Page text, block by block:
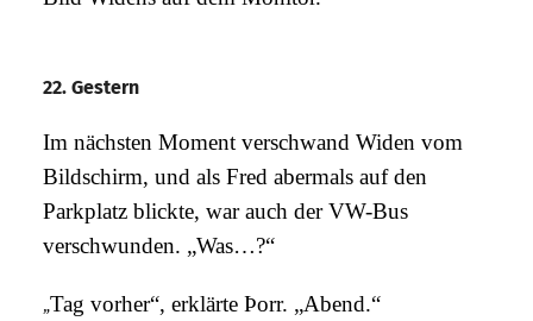
22. Gestern
Im nächsten Moment verschwand Widen vom
Bildschirm, und als Fred abermals auf den
Parkplatz blickte, war auch der VW-Bus
verschwunden. „Was…?“
„Tag vorher“, erklärte Þorr. „Abend.“